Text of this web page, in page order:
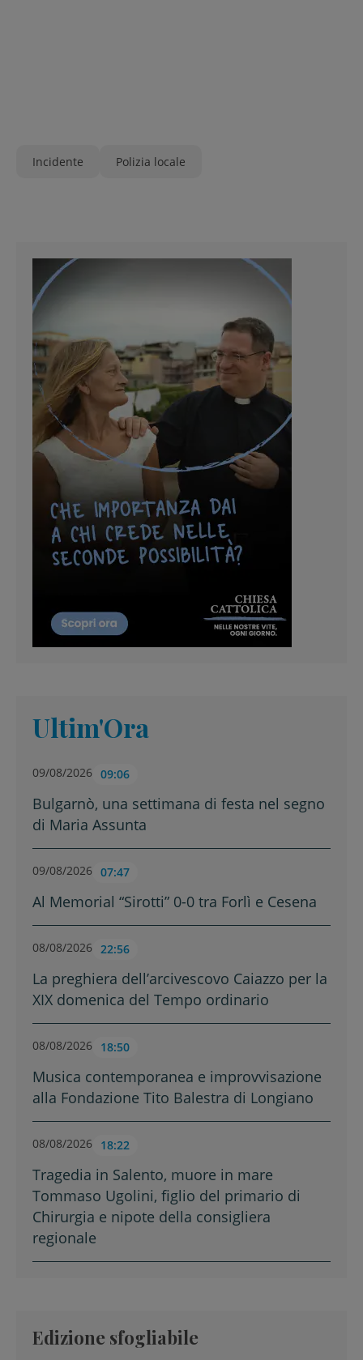
Incidente Polizia locale
Ultim'Ora
09/08/2026 09:06
Bulgarnò, una settimana di festa nel segno
di Maria Assunta
09/08/2026 07:47
Al Memorial “Sirotti” 0-0 tra Forlì e Cesena
08/08/2026 22:56
La preghiera dell’arcivescovo Caiazzo per la
XIX domenica del Tempo ordinario
08/08/2026 18:50
Musica contemporanea e improvvisazione
alla Fondazione Tito Balestra di Longiano
08/08/2026 18:22
Tragedia in Salento, muore in mare
Tommaso Ugolini, figlio del primario di
Chirurgia e nipote della consigliera
regionale
Edizione sfogliabile